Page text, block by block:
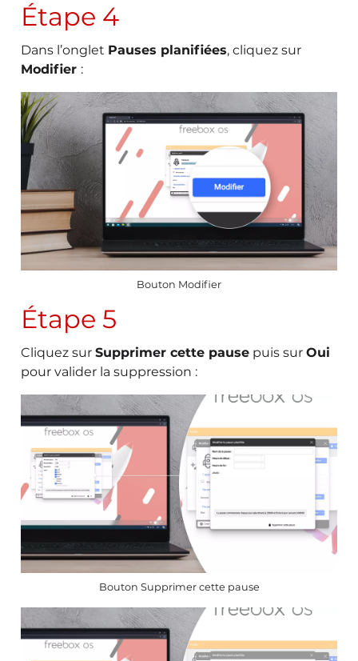
Étape 4
Dans l’onglet Pauses planifiées, cliquez sur
Modifier :
Bouton Modifier
Étape 5
Cliquez surSupprimer cette pause puis surOui
pour valider la suppression :
Bouton Supprimer cette pause